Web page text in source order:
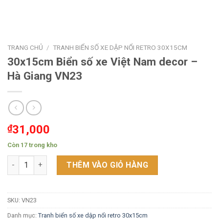
TRANG CHỦ / TRANH BIỂN SỐ XE DẬP NỔI RETRO 30X15CM
30x15cm Biển số xe Việt Nam decor –
Hà Giang VN23
₫31,000
Còn 17 trong kho
30x15cm Biển số xe Việt Nam decor - Hà Giang VN23 số lượng
THÊM VÀO GIỎ HÀNG
SKU: VN23
Danh mục: Tranh biển số xe dập nổi retro 30x15cm